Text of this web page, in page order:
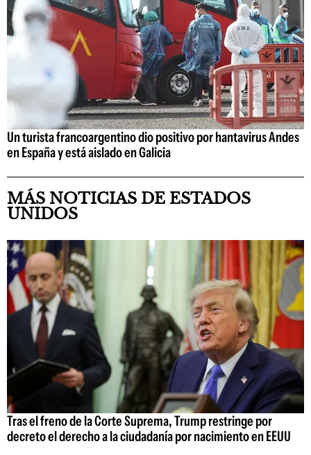
Un turista francoargentino dio positivo por hantavirus Andes
en España y está aislado en Galicia
MÁS NOTICIAS DE ESTADOS
UNIDOS
Tras el freno de la Corte Suprema, Trump restringe por
decreto el derecho a la ciudadanía por nacimiento en EEUU